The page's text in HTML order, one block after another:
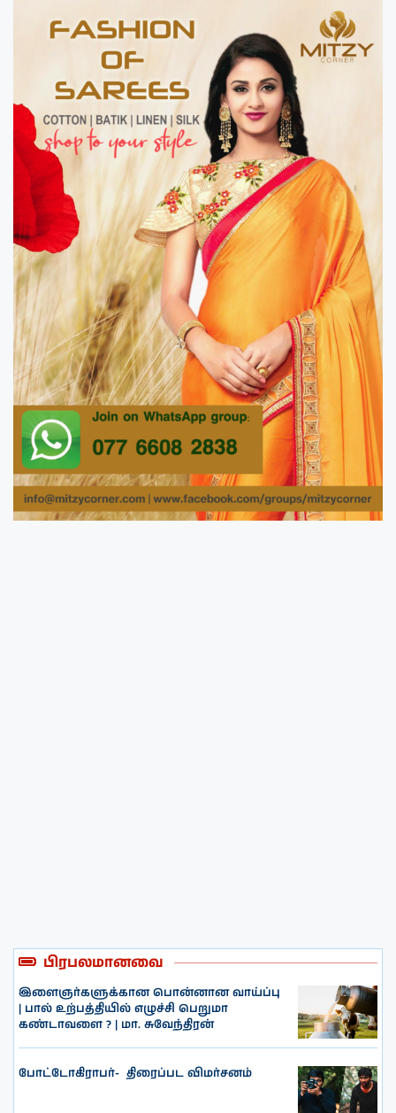
பிரபலமானவை
இளைஞர்களுக்கான பொன்னான வாய்ப்பு
| பால் உற்பத்தியில் எழுச்சி பெறுமா
கண்டாவளை ? | மா. சுவேந்திரன்
போட்டோகிராபர்- ‌ திரைப்பட விமர்சனம்